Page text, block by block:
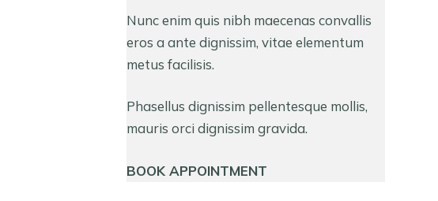
Nunc enim quis nibh maecenas convallis
eros a ante dignissim, vitae elementum
metus facilisis.
Phasellus dignissim pellentesque mollis,
mauris orci dignissim gravida.
BOOK APPOINTMENT